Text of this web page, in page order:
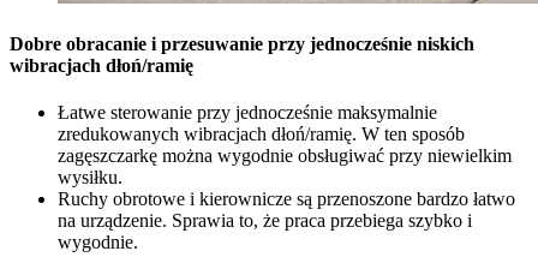
Dobre obracanie i przesuwanie przy jednocześnie niskich
wibracjach dłoń/ramię
Łatwe sterowanie przy jednocześnie maksymalnie
zredukowanych wibracjach dłoń/ramię. W ten sposób
zagęszczarkę można wygodnie obsługiwać przy niewielkim
wysiłku.
Ruchy obrotowe i kierownicze są przenoszone bardzo łatwo
na urządzenie. Sprawia to, że praca przebiega szybko i
wygodnie.